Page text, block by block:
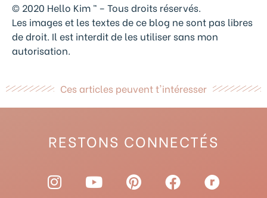
© 2020 Hello Kim ™ – Tous droits réservés.
Les images et les textes de ce blog ne sont pas libres
de droit. Il est interdit de les utiliser sans mon
autorisation.
Ces articles peuvent t'intéresser
RESTONS CONNECTÉS
I
n
Y
o
P
i
F
a
R
a